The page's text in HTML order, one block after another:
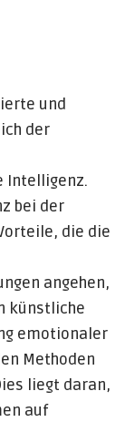
und
der
Intelligenz.
bei der
die die
angehen,
künstliche
emotionaler
Methoden
liegt daran,
auf